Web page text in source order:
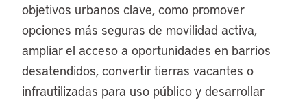
objetivos urbanos clave, como promover
opciones más seguras de movilidad activa,
ampliar el acceso a oportunidades en barrios
desatendidos, convertir tierras vacantes o
infrautilizadas para uso público y desarrollar